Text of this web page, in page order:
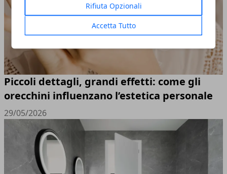
Rifiuta Opzionali
Accetta Tutto
Piccoli dettagli, grandi effetti: come gli
orecchini influenzano l’estetica personale
29/05/2026